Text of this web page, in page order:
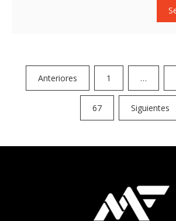
Paginación
de
entradas
Anteriores 1 …
67 Siguientes